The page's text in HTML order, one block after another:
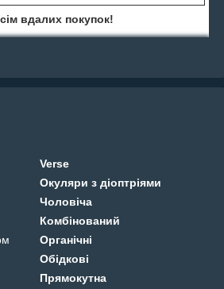
вдалих покупок!
Verse
Окуляри з діоптріями
Чоловіча
Комбінований
Органічні
Обідкові
Прямокутна